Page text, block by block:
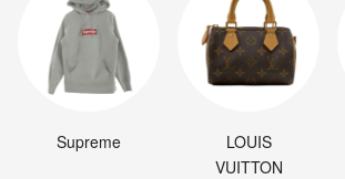
Supreme
LOUIS
VUITTON